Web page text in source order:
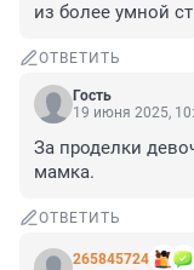
из более умной
ОТВЕТИТЬ
Гость
19 июня 2025,
За проделки
мамка.
ОТВЕТИТЬ
265845724